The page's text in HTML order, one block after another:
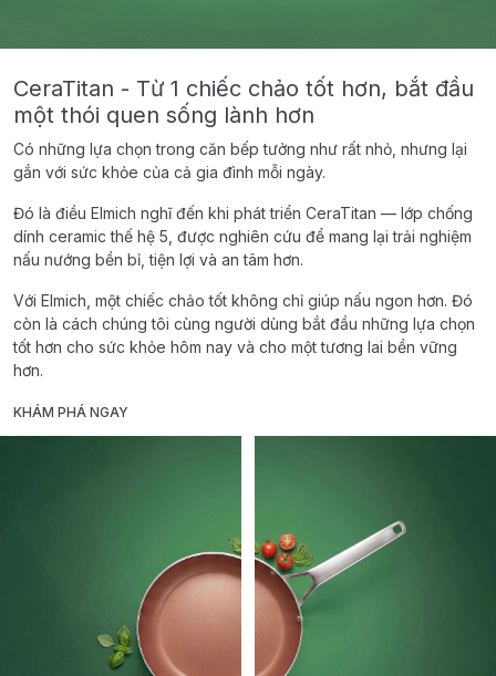
CeraTitan - Từ 1 chiếc chảo tốt hơn, bắt đầu
một thói quen sống lành hơn
Có những lựa chọn trong căn bếp tưởng như rất nhỏ, nhưng lại
gắn với sức khỏe của cả gia đình mỗi ngày.
Đó là điều Elmich nghĩ đến khi phát triển CeraTitan — lớp chống
dính ceramic thế hệ 5, được nghiên cứu để mang lại trải nghiệm
nấu nướng bền bỉ, tiện lợi và an tâm hơn.
Với Elmich, một chiếc chảo tốt không chỉ giúp nấu ngon hơn. Đó
còn là cách chúng tôi cùng người dùng bắt đầu những lựa chọn
tốt hơn cho sức khỏe hôm nay và cho một tương lai bền vững
hơn.
KHÁM PHÁ NGAY